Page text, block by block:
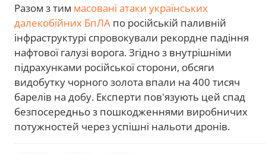
Разом з тим масовані атаки українських
далекобійних БпЛА по російській паливній
інфраструктурі спровокували рекордне падіння
нафтової галузі ворога. Згідно з внутрішніми
підрахунками російської сторони, обсяги
видобутку чорного золота впали на 400 тисяч
барелів на добу. Експерти пов'язують цей спад
безпосередньо з пошкодженнями виробничих
потужностей через успішні нальоти дронів.